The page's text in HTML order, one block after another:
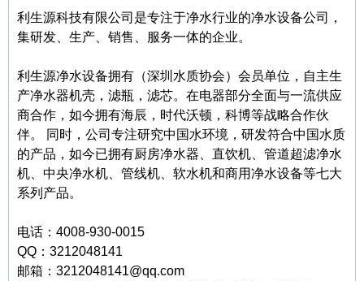
利生源科技有限公司是专注于净水行业的净水设备公司，
集研发、生产、销售、服务一体的企业。
利生源净水设备拥有（深圳水质协会）会员单位，自主生
产净水器机壳，滤瓶，滤芯。在电器部分全面与一流供应
商合作，如今拥有海辰，时代沃顿，科博等战略合作伙
伴。 同时，公司专注研究中国水环境，研发符合中国水质
的产品，如今已拥有厨房净水器、直饮机、管道超滤净水
机、中央净水机、管线机、软水机和商用净水设备等七大
系列产品。
电话：4008-930-0015
QQ：3212048141
邮箱：3212048141@qq.com